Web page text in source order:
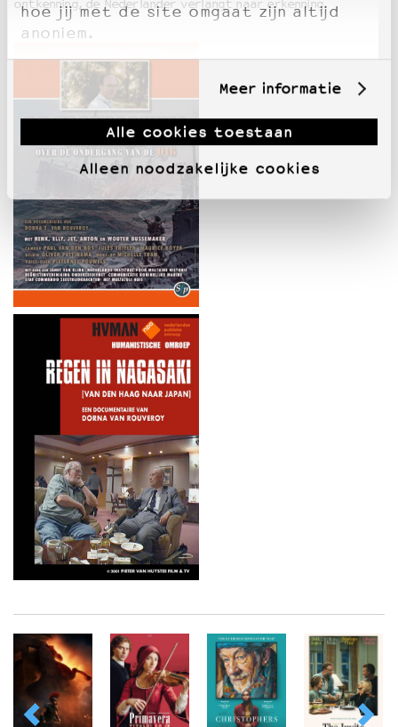
hoe jij met de site omgaat zijn altijd
anoniem.
Meer informatie
Alle cookies toestaan
Alleen noodzakelijke cookies
ontkenning, de Nederlander verlangt naar erkenning.